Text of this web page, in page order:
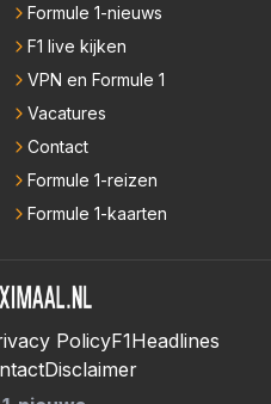
Formule 1-nieuws
F1 live kijken
VPN en Formule 1
Vacatures
Contact
Formule 1-reizen
Formule 1-kaarten
PolicyF1Headlines
Disclaimer